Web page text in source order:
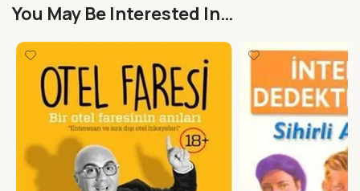
You May Be Interested In…